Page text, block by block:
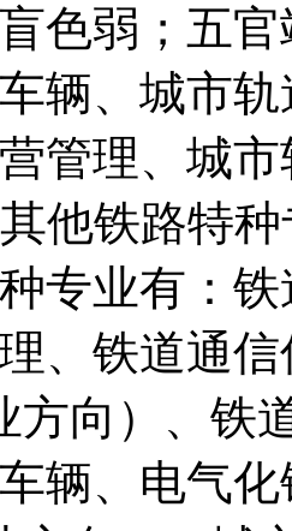
盲色弱；五
辆、城市
管理、城
他铁路特
专业有：
、铁道通
方向）、铁
辆、电气